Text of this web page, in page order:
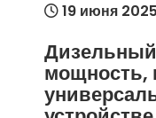
19 июня 2025
Дизельный
мощность,